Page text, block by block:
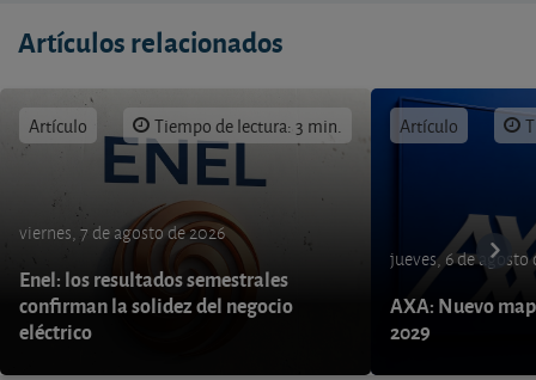
Artículos relacionados
Artículo Tiempo de lectura: 3 min.
viernes, 7 de agosto de 2026
Enel: los resultados semestrales
confirman la solidez del negocio
eléctrico
Artículo
jueves, 6 de agosto
AXA: Nuevo
2029